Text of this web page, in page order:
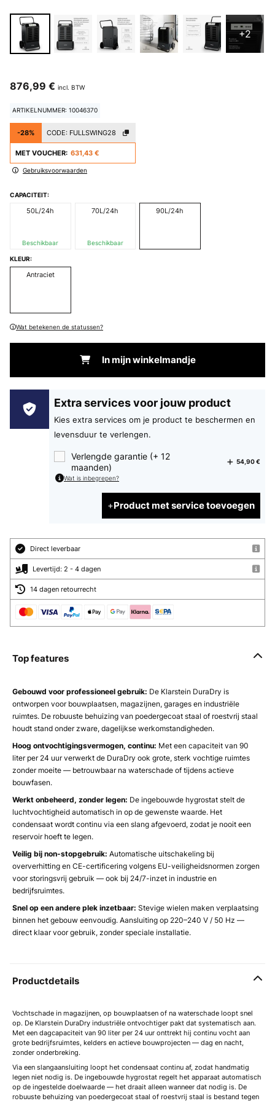
+2
876,99 € incl. BTW
ARTIKELNUMMER: 10046370
-28% CODE: FULLSWING28
MET VOUCHER: 631,43 €
Gebruiksvoorwaarden
CAPACITEIT:
50L/24h
Beschikbaar
70L/24h
Beschikbaar
90L/24h
KLEUR:
Antraciet
Wat betekenen de statussen?
In mijn winkelmandje
Extra services voor jouw product
Kies extra services om je product te beschermen en
levensduur te verlengen.
Verlengde garantie (+ 12
maanden)
54,90 €
Wat is inbegrepen?
Product met service toevoegen
Direct leverbaar
Levertijd: 2 - 4 dagen
14 dagen retourrecht
Top features
Gebouwd voor professioneel gebruik: De Klarstein DuraDry is
ontworpen voor bouwplaatsen, magazijnen, garages en industriële
ruimtes. De robuuste behuizing van poedergecoat staal of roestvrij staal
houdt stand onder zware, dagelijkse werkomstandigheden.
Hoog ontvochtigingsvermogen, continu: Met een capaciteit van 90
liter per 24 uur verwerkt de DuraDry ook grote, sterk vochtige ruimtes
zonder moeite — betrouwbaar na waterschade of tijdens actieve
bouwfasen.
Werkt onbeheerd, zonder legen: De ingebouwde hygrostat stelt de
luchtvochtigheid automatisch in op de gewenste waarde. Het
condensaat wordt continu via een slang afgevoerd, zodat je nooit een
reservoir hoeft te legen.
Veilig bij non-stopgebruik: Automatische uitschakeling bij
oververhitting en CE-certificering volgens EU-veiligheidsnormen zorgen
voor storingsvrij gebruik — ook bij 24/7-inzet in industrie en
bedrijfsruimtes.
Snel op een andere plek inzetbaar: Stevige wielen maken verplaatsing
binnen het gebouw eenvoudig. Aansluiting op 220–240 V / 50 Hz —
direct klaar voor gebruik, zonder speciale installatie.
Productdetails
Vochtschade in magazijnen, op bouwplaatsen of na waterschade loopt snel
op. De Klarstein DuraDry industriële ontvochtiger pakt dat systematisch aan.
Met een dagcapaciteit van 90 liter per 24 uur onttrekt hij continu vocht aan
grote bedrijfsruimtes, kelders en actieve bouwprojecten — dag en nacht,
zonder onderbreking.
Via een slangaansluiting loopt het condensaat continu af, zodat handmatig
legen niet nodig is. De ingebouwde hygrostat regelt het apparaat automatisch
op de ingestelde doelwaarde — het draait alleen wanneer dat nodig is. De
robuuste behuizing van poedergecoat staal of roestvrij staal is bestand tegen